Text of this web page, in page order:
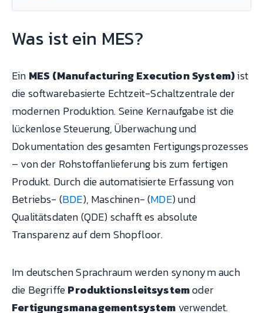
Was ist ein MES?
Ein MES (Manufacturing Execution System)ist
die softwarebasierte Echtzeit-Schaltzentrale der
modernen Produktion. Seine Kernaufgabe ist die
lückenlose Steuerung, Überwachung und
Dokumentation des gesamten Fertigungsprozesses
– von der Rohstoffanlieferung bis zum fertigen
Produkt. Durch die automatisierte Erfassung von
Betriebs- (BDE), Maschinen- (MDE) und
Qualitätsdaten (QDE) schafft es absolute
Transparenz auf dem Shopfloor.
Im deutschen Sprachraum werden synonym auch
die BegriffeProduktionsleitsystemoder
Fertigungsmanagementsystem verwendet.